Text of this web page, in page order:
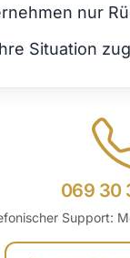
nur
Situation
069 30
Support: